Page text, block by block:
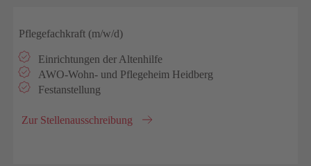
Pflegefachkraft (m/w/d)
Einrichtungen der Altenhilfe
AWO-Wohn- und Pflegeheim Heidberg
Festanstellung
Zur Stellenausschreibung